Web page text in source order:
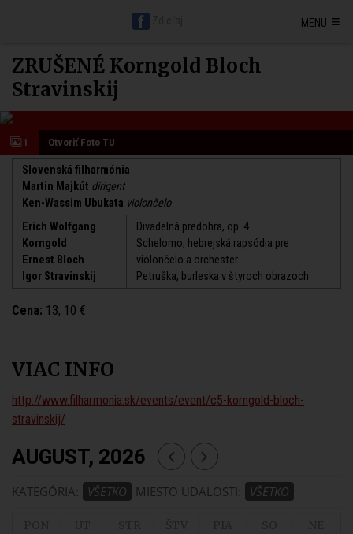
Karlova ves
Podunajské Biskupice
Záhorská Bystrica
Jarovce Čunovo Rusovce
Senec
Malacky Pezinok Modra
MENU ≡
ZRUŠENÉ Korngold Bloch
Stravinskij
1 Otvoriť Foto TU
Slovenská filharmónia
Martin Majkút dirigent
Ken-Wassim Ubukata violončelo
Erich Wolfgang
Korngold
Ernest Bloch
Igor Stravinskij
Divadelná predohra, op. 4
Schelomo, hebrejská rapsódia pre
violončelo a orchester
Petruška, burleska v štyroch obrazoch
Cena: 13, 10 €
VIAC INFO
http://www.filharmonia.sk/events/event/c5-korngold-bloch-
stravinskij/
AUGUST, 2026
KATEGÓRIA: VŠETKO MIESTO UDALOSTI: VŠETKO